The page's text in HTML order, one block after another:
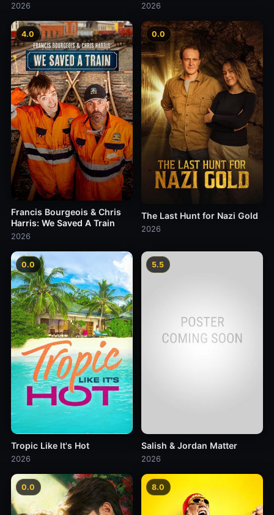
2026 2026
4.0
Francis Bourgeois & Chris
Harris: We Saved A Train
2026
0.0
The Last Hunt for Nazi Gold
2026
0.0
Tropic Like It's Hot
2026
5.5
Salish & Jordan Matter
2026
0.0 8.0